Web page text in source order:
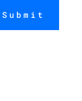
Submit